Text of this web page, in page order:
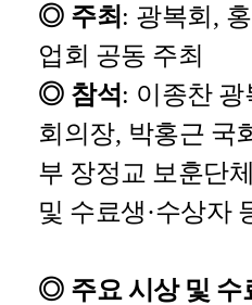
◎ 주최 : 광복회 ,
업회 공동 주최
◎ 참석 : 이종찬 광
회의장, 박홍근 국
부 장정교 보훈단
및 수료생·수상자
◎ 주요 시상 및 수